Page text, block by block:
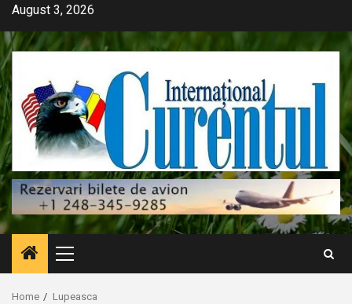
Skip
content
August 3, 2026
Primary
Menu
Home Lupeasca